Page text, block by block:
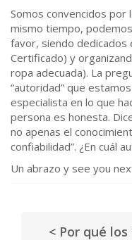
Somos convencidos por
mismo tiempo,
favor, siendo dedicados
Certificado) y
ropa adecuada). La
“autoridad” que
especialista en lo que
persona es honesta.
no apenas el
confiabilidad”. ¿En cuál
Un abrazo y see you
< Por qué